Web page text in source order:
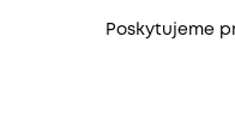
Poskytujeme